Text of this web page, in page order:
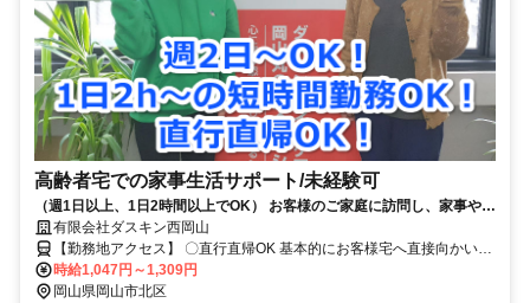
高齢者宅での家事生活サポート/未経験可
（週1日以上、1日2時間以上でOK） お客様のご家庭に訪問し、家事や料
理などの生活サポート！
有限会社ダスキン西岡山
【勤務地アクセス】 〇直行直帰OK 基本的にお客様宅へ直接向かい、
業務が終わればそのまま自宅へ帰宅します。 【事務所（面接地）へ
のアクセス】 ・岡山電気軌道東山本線「県庁通り駅」から徒歩約4分
時給1,047円～1,309円
岡山県岡山市北区